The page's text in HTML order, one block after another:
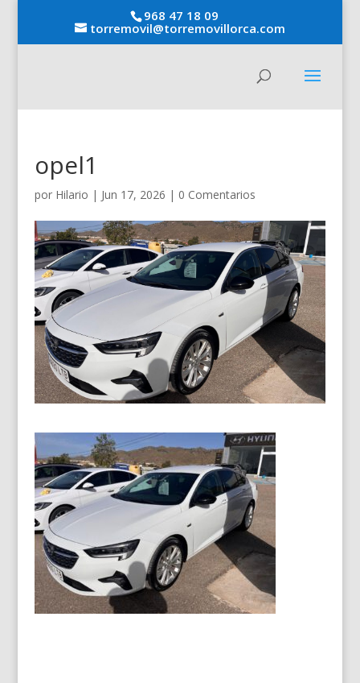
968 47 18 09
torremovil@torremovillorca.com
opel1
por Hilario | Jun 17, 2026 | 0 Comentarios